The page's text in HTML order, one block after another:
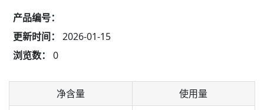
产品编号：
更新时间：
2026-01-15
浏览数：
0
净含量
使用量